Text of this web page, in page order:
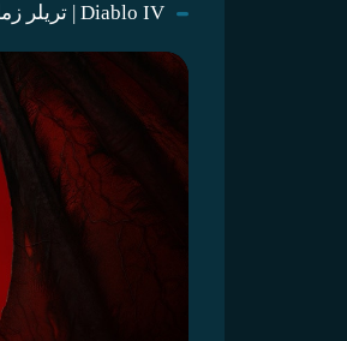
Diablo IV | تریلر زمان عرضه بازی